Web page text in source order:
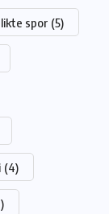
spor (5)
(4)